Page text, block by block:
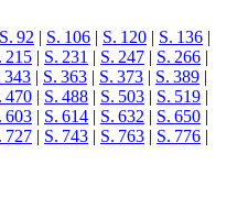
S. 92 | S. 106 | S. 120 | S. 136 |
215 | S. 231 | S. 247 | S. 266 |
343 | S. 363 | S. 373 | S. 389 |
470 | S. 488 | S. 503 | S. 519 |
603 | S. 614 | S. 632 | S. 650 |
727 | S. 743 | S. 763 | S. 776 |